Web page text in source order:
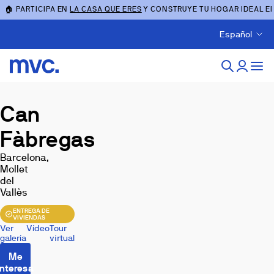
🏠 PARTICIPA ENLA CASA QUE ERES Y CONSTRUYE TU HOGAR IDEAL
Español
Can
Fàbregas
Barcelona,
Mollet
del
Vallès
ENTREGA DE
VIVIENDAS
Ver
galería
VídeoTour
virtual
Me